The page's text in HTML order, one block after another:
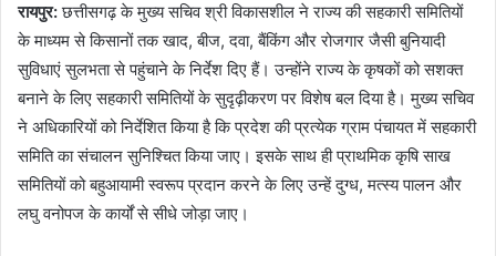
रायपुर:छत्तीसगढ़ के मुख्य सचिव श्री विकासशील ने राज्य की सहकारी समितियों
के माध्यम से किसानों तक खाद, बीज, दवा, बैंकिंग और रोजगार जैसी बुनियादी
सुविधाएं सुलभता से पहुंचाने के निर्देश दिए हैं। उन्होंने राज्य के कृषकों को सशक्त
बनाने के लिए सहकारी समितियों के सुदृढ़ीकरण पर विशेष बल दिया है। मुख्य सचिव
ने अधिकारियों को निर्देशित किया है कि प्रदेश की प्रत्येक ग्राम पंचायत में सहकारी
समिति का संचालन सुनिश्चित किया जाए। इसके साथ ही प्राथमिक कृषि साख
समितियों को बहुआयामी स्वरूप प्रदान करने के लिए उन्हें दुग्ध, मत्स्य पालन और
लघु वनोपज के कार्यों से सीधे जोड़ा जाए।